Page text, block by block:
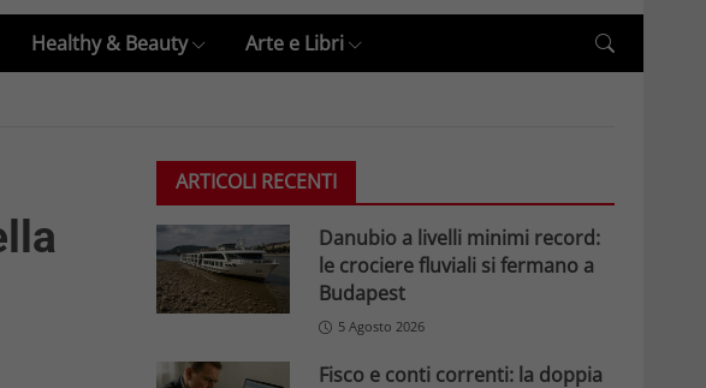
Healthy & Beauty Arte e Libri
ARTICOLI RECENTI
Danubio a livelli minimi record:
le crociere fluviali si fermano a
Budapest
5 Agosto 2026
Fisco e conti correnti: la doppia